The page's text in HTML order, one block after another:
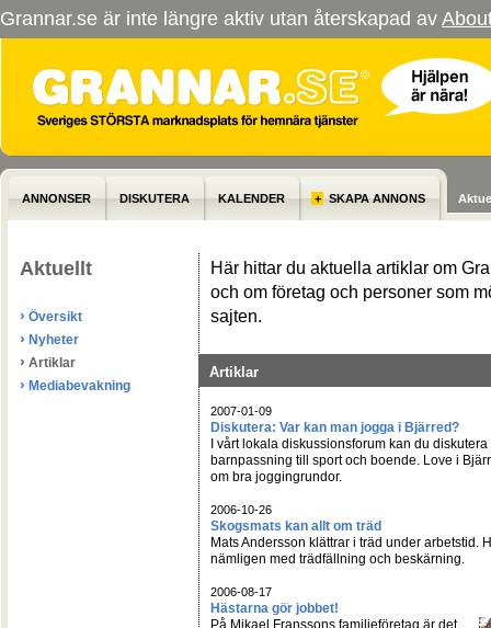
Grannar.se är inte längre aktiv utan återskapad av
ANNONSER DISKUTERA KALENDER + SKAPA ANNONS
Aktuellt
› Översikt
› Nyheter
› Artiklar
› Mediabevakning
Här hittar du aktuella artiklar om
och om företag och personer som
sajten.
Artiklar
2007-01-09
Diskutera: Var kan man jogga i Bjärred?
I vårt lokala diskussionsforum kan du
barnpassning till sport och boende. Love i
om bra joggingrundor.
2006-10-26
Skogsmats kan allt om träd
Mats Andersson klättrar i träd under arbetstid.
nämligen med trädfällning och beskärning.
2006-08-17
Hästarna gör jobbet!
På Mikael Franssons familjeföretag är det